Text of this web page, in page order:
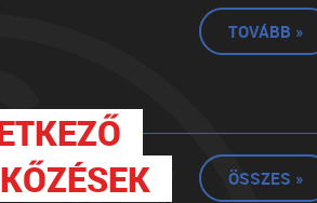
TOVÁBB »
ÖSSZES »